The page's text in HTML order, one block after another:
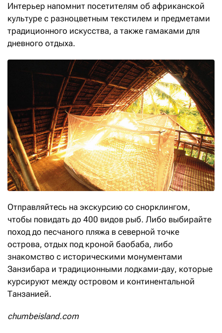
Интерьер напомнит посетителям об африканской
культуре с разноцветным текстилем и предметами
традиционного искусства, а также гамаками для
дневного отдыха.
Отправляйтесь на экскурсию со снорклингом,
чтобы повидать до 400 видов рыб. Либо выбирайте
поход до песчаного пляжа в северной точке
острова, отдых под кроной баобаба, либо
знакомство с историческими монументами
Занзибара и традиционными лодками-дау, которые
курсируют между островом и континентальной
Танзанией.
chumbeisland.com